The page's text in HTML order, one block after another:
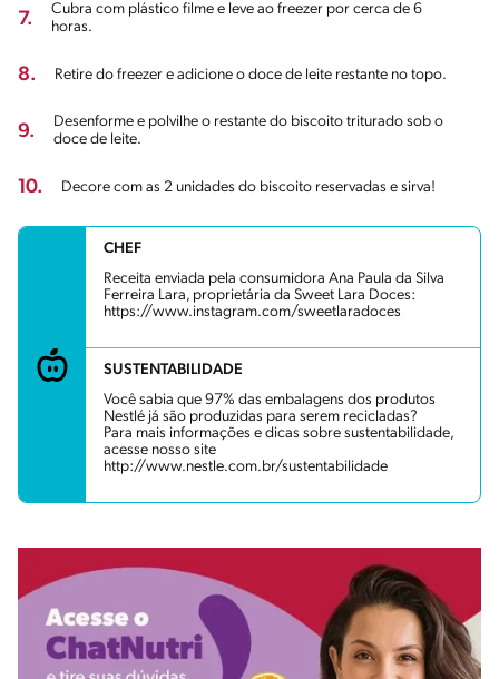
7.
Cubra com plástico filme e leve ao freezer por cerca de 6
horas.
8. Retire do freezer e adicione o doce de leite restante no topo.
9.
Desenforme e polvilhe o restante do biscoito triturado sob o
doce de leite.
10. Decore com as 2 unidades do biscoito reservadas e sirva!
CHEF
Receita enviada pela consumidora Ana Paula da Silva
Ferreira Lara, proprietária da Sweet Lara Doces:
https://www.instagram.com/sweetlaradoces
SUSTENTABILIDADE
Você sabia que 97% das embalagens dos produtos
Nestlé já são produzidas para serem recicladas?
Para mais informações e dicas sobre sustentabilidade,
acesse nosso site
http://www.nestle.com.br/sustentabilidade